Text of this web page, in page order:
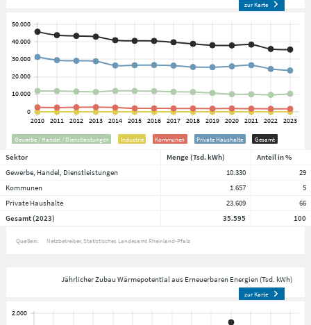
zur Karte
Gewerbe / Handel / Dienstleistungen Industrie Kommunen Private Haushalte Gesamt
Sektor Menge (Tsd. kWh)
Anteil in %
Gewerbe, Handel, Dienstleistungen
10.330
29
Kommunen
1.657
5
Private Haushalte
23.609
66
Gesamt (2023)
35.595 100
Quellen: Netzbetreiber Statistisches Landesamt Rheinland-Pfalz
Jährlicher Zubau Wärmepotential aus Erneuerbaren Energien (Tsd. kWh)
zur Karte